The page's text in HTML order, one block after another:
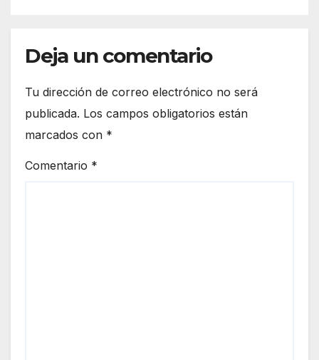
Deja un comentario
Tu dirección de correo electrónico no será
publicada. Los campos obligatorios están
marcados con *
Comentario *